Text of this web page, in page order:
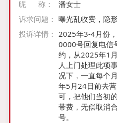
合同无效、违规
放款 + 利率严重
效。本人诉求退
8元
昵 称：
潘女士
诉求问题： 曝光乱收费，隐
投诉详情： 2025年3-4月份
0000号回复电信
约，从2025年1
人上门处理此项
况下，一直每个
年5月24日前去
可，把他们当初
带费，无偿取消
号。